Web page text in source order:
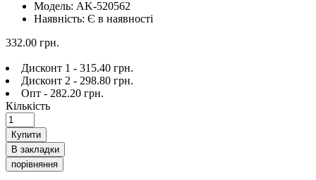
Модель: AK-520562
Наявність: Є в наявності
332.00 грн.
Дисконт 1 - 315.40 грн.
Дисконт 2 - 298.80 грн.
Опт - 282.20 грн.
Кількість
Купити
В закладки
порівняння